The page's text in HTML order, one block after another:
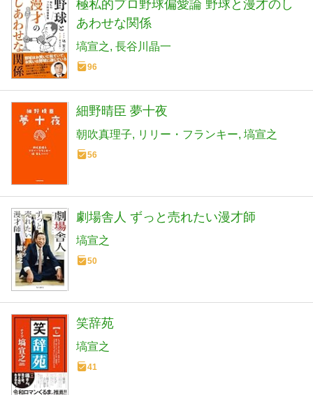
極私的プロ野球偏愛論 野球と漫才のし
あわせな関係
塙宣之 長谷川晶一
96
細野晴臣 夢十夜
朝吹真理子 リリー・フランキー 塙宣之
56
劇場舎人 ずっと売れたい漫才師
塙宣之
50
笑辞苑
塙宣之
41